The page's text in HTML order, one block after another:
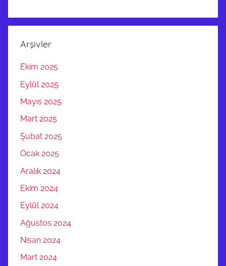
Arşivler
Ekim 2025
Eylül 2025
Mayıs 2025
Mart 2025
Şubat 2025
Ocak 2025
Aralık 2024
Ekim 2024
Eylül 2024
Ağustos 2024
Nisan 2024
Mart 2024